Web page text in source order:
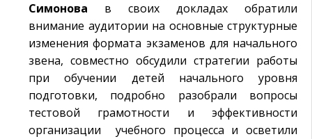
Симонова в своих докладах обратили
внимание аудитории на основные структурные
изменения формата экзаменов для начального
звена, совместно обсудили стратегии работы
при обучении детей начального уровня
подготовки, подробно разобрали вопросы
тестовой грамотности и эффективности
организации учебного процесса и осветили